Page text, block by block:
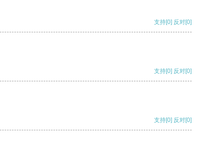
支持[0] 反对[0]
支持[0] 反对[0]
支持[0] 反对[0]